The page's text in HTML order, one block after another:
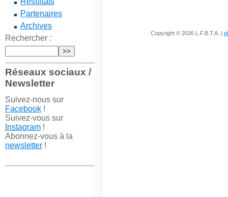
Partenaires
Archives
Rechercher :
Réseaux sociaux /
Newsletter
Suivez-nous sur
Facebook!
Suivez-vous sur
Instagram!
Abonnez-vous à la
newsletter!
Copyright © 2026 L.F.B.T.A. |